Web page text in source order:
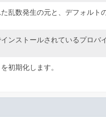
乱数発生の元と、デフォルト
ンストールされているプロバ
初期化します。